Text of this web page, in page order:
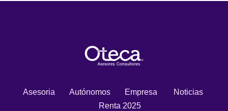
Asesoria Autónomos Empresa
Noticias
Renta 2025